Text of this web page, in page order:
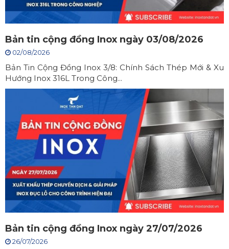
Bản tin cộng đồng Inox ngày 03/08/2026
02/08/2026
Bản Tin Cộng Đồng Inox 3/8: Chính Sách Thép Mới & Xu
Hướng Inox 316L Trong Công...
Bản tin cộng đồng Inox ngày 27/07/2026
26/07/2026